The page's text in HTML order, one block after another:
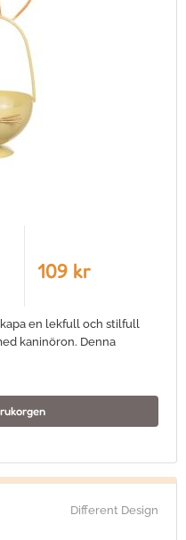
109 kr
en lekfull och stilfull
kaninöron. Denna
Different Design